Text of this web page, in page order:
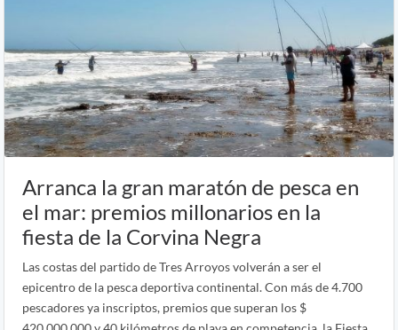
Arranca la gran maratón de pesca en
el mar: premios millonarios en la
fiesta de la Corvina Negra
Las costas del partido de Tres Arroyos volverán a ser el
epicentro de la pesca deportiva continental. Con más de 4.700
pescadores ya inscriptos, premios que superan los $